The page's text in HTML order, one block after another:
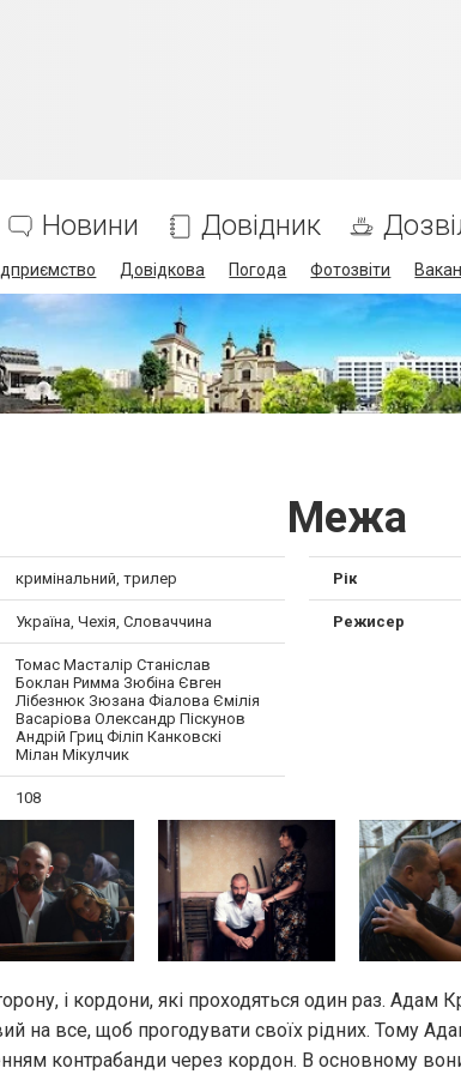
Новини Довідник
Довідкова Погода Фотозвіти
Межа
кримінальний, трилер
Україна, Чехія, Словаччина
Томас Масталір Станіслав
Боклан Римма Зюбіна Євген
Лібезнюк Зюзана Фіалова Ємілія
Васаріова Олександр Піскунов
Андрій Гриц Філіп Канковскі
Мілан Мікулчик
Рік
Режисер
108
і кордони, які проходяться один раз. Адам
на все, щоб прогодувати своїх рідних. Тому
контрабанди через кордон. В основному